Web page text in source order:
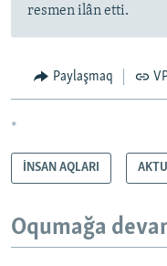
resmen ilân etti.
Paylaşmaq
*
İNSAN AQLARI
Oqumağa